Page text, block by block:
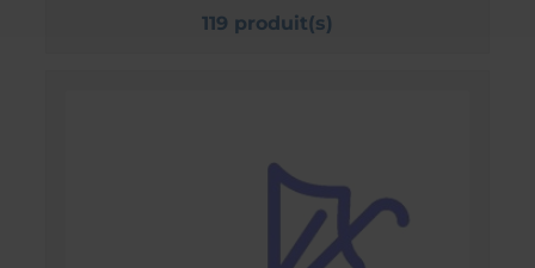
119 produit(s)